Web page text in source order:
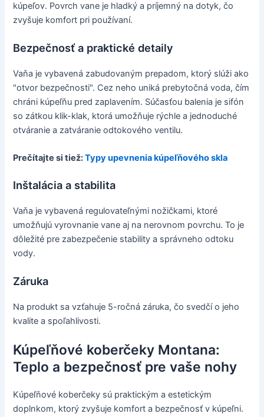
kúpeľov. Povrch vane je hladký a príjemný na dotyk, čo
zvyšuje komfort pri používaní.
Bezpečnosť a praktické detaily
Vaňa je vybavená zabudovaným prepadom, ktorý slúži ako
"otvor bezpečnosti". Cez neho uniká prebytočná voda, čím
chráni kúpeľňu pred zaplavením. Súčasťou balenia je sifón
so zátkou klik-klak, ktorá umožňuje rýchle a jednoduché
otváranie a zatváranie odtokového ventilu.
Prečítajte si tiež:Typy upevnenia kúpeľňového skla
Inštalácia a stabilita
Vaňa je vybavená regulovateľnými nožičkami, ktoré
umožňujú vyrovnanie vane aj na nerovnom povrchu. To je
dôležité pre zabezpečenie stability a správneho odtoku
vody.
Záruka
Na produkt sa vzťahuje 5-ročná záruka, čo svedčí o jeho
kvalite a spoľahlivosti.
Kúpeľňové koberčeky Montana:
Teplo a bezpečnosť pre vaše nohy
Kúpeľňové koberčeky sú praktickým a estetickým
doplnkom, ktorý zvyšuje komfort a bezpečnosť v kúpeľni.